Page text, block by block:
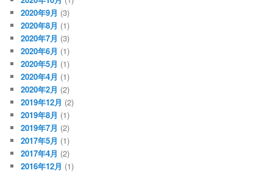
2020年9月 (3)
2020年8月 (1)
2020年7月 (3)
2020年6月 (1)
2020年5月 (1)
2020年4月 (1)
2020年2月 (2)
2019年12月 (2)
2019年8月 (1)
2019年7月 (2)
2017年5月 (1)
2017年4月 (2)
2016年12月 (1)